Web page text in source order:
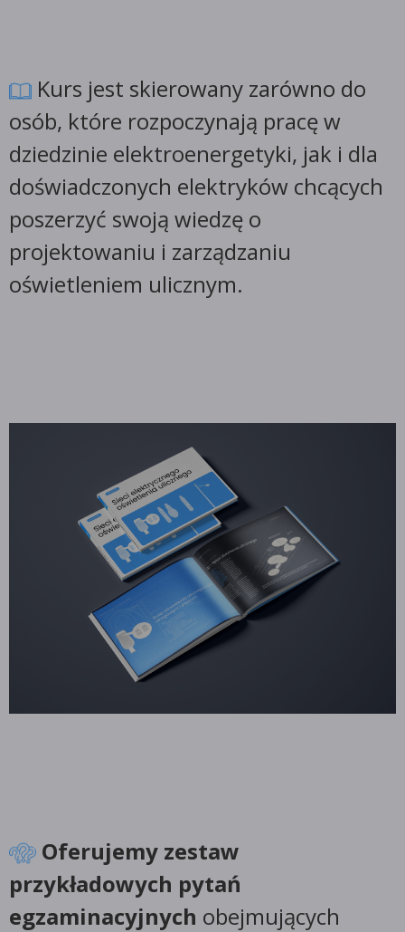
Kurs jest skierowany zarówno do
osób, które rozpoczynają pracę w
dziedzinie elektroenergetyki, jak i dla
doświadczonych elektryków chcących
poszerzyć swoją wiedzę o
projektowaniu i zarządzaniu
oświetleniem ulicznym.
Oferujemy zestaw
przykładowych pytań
egzaminacyjnych obejmujących